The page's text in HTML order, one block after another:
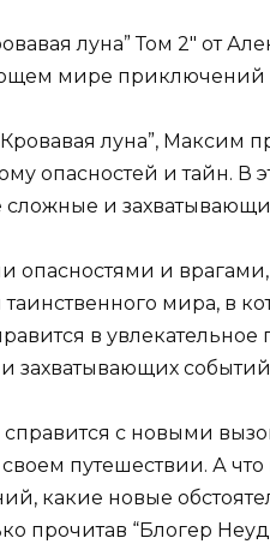
луна” Том 2″ от
мире приключений
луна”, Максим
опасностей и тайн. В
и
опасностями и
мира, в
в увлекательное
захватывающих
с новыми
путешествии. А
какие новые
прочитав “Блогер